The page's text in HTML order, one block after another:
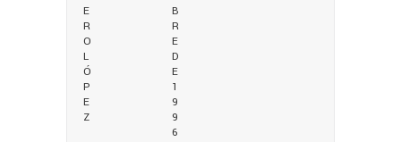
E
R
O
L
Ó
P
E
Z
B
R
E
D
E
1
9
9
6